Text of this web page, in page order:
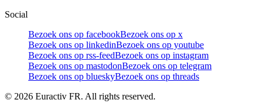
Social
Bezoek ons op facebookBezoek ons op x
Bezoek ons op linkedinBezoek ons op youtube
Bezoek ons op rss-feedBezoek ons op instagram
Bezoek ons op mastodonBezoek ons op telegram
Bezoek ons op blueskyBezoek ons op threads
© 2026 Euractiv FR. All rights reserved.